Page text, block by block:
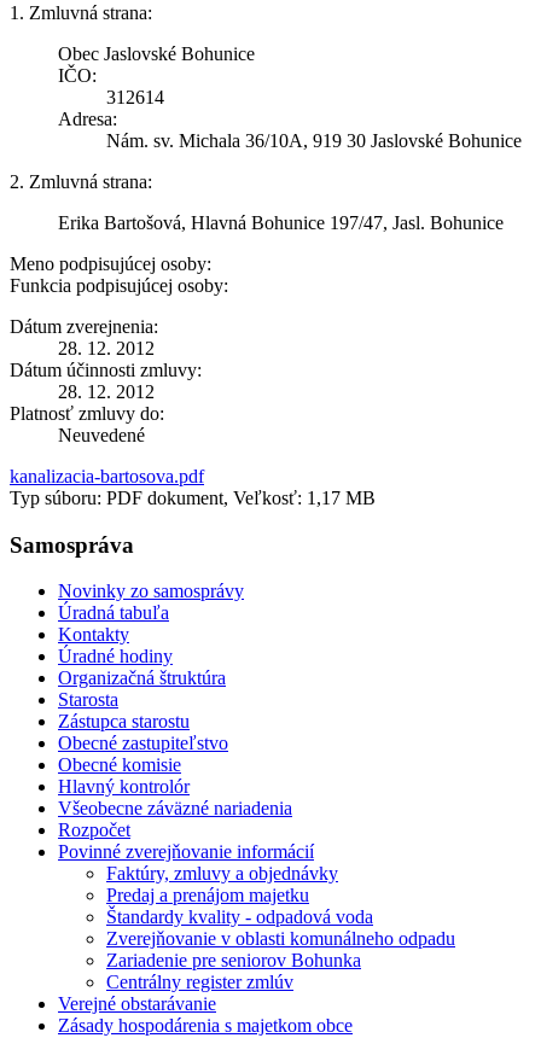
1. Zmluvná strana:
Obec Jaslovské Bohunice
IČO:
312614
Adresa:
Nám. sv. Michala 36/10A, 919 30 Jaslovské Bohunice
2. Zmluvná strana:
Erika Bartošová, Hlavná Bohunice 197/47, Jasl. Bohunice
Meno podpisujúcej osoby:
Funkcia podpisujúcej osoby:
Dátum zverejnenia:
28. 12. 2012
Dátum účinnosti zmluvy:
28. 12. 2012
Platnosť zmluvy do:
Neuvedené
kanalizacia-bartosova.pdf
Typ súboru: PDF dokument, Veľkosť: 1,17 MB
Samospráva
Novinky zo samosprávy
Úradná tabuľa
Kontakty
Úradné hodiny
Organizačná štruktúra
Starosta
Zástupca starostu
Obecné zastupiteľstvo
Obecné komisie
Hlavný kontrolór
Všeobecne záväzné nariadenia
Rozpočet
Povinné zverejňovanie informácií
Faktúry, zmluvy a objednávky
Predaj a prenájom majetku
Štandardy kvality - odpadová voda
Zverejňovanie v oblasti komunálneho odpadu
Zariadenie pre seniorov Bohunka
Centrálny register zmlúv
Verejné obstarávanie
Zásady hospodárenia s majetkom obce